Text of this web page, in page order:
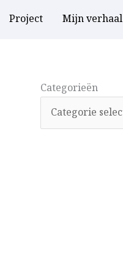
Project Mijn verhaal
Categorieën
Categorieën